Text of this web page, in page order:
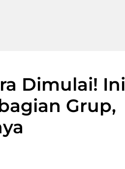
Dimulai! Ini
Grup,